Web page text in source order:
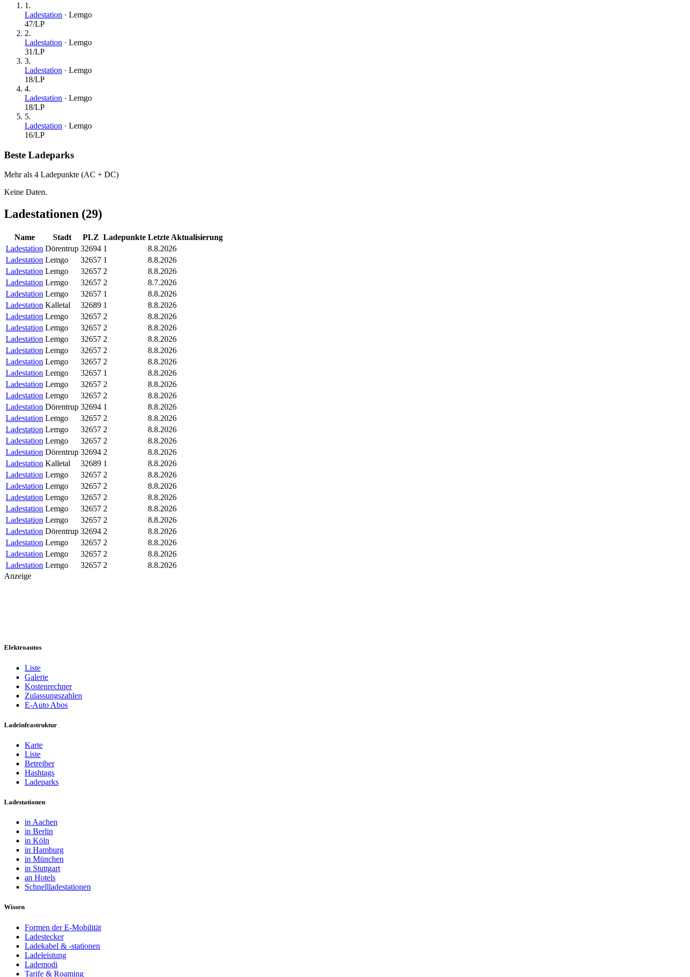
1 .
Ladestation · Lemgo
47/LP
2.
Ladestation · Lemgo
31/LP
3.
Ladestation · Lemgo
18/LP
4.
Ladestation · Lemgo
18/LP
5.
Ladestation · Lemgo
16/LP
Beste Ladeparks
Mehr als 4 Ladepunkte (AC + DC)
Keine Daten.
Ladestationen (29)
Name Stadt PLZ Ladepunkte Letzte Aktualisierung
Ladestation Dörentrup 32694 1
8.8.2026
Ladestation Lemgo 32657 1
8.8.2026
Ladestation Lemgo 32657 2
8.8.2026
Ladestation Lemgo 32657 2
8.7.2026
Ladestation Lemgo 32657 1
8.8.2026
Ladestation Kalletal 32689 1
8.8.2026
Ladestation Lemgo 32657 2
8.8.2026
Ladestation Lemgo 32657 2
8.8.2026
Ladestation Lemgo 32657 2
8.8.2026
Ladestation Lemgo 32657 2
8.8.2026
Ladestation Lemgo 32657 2
8.8.2026
Ladestation Lemgo 32657 1
8.8.2026
Ladestation Lemgo 32657 2
8.8.2026
Ladestation Lemgo 32657 2
8.8.2026
Ladestation Dörentrup 32694 1
8.8.2026
Ladestation Lemgo 32657 2
8.8.2026
Ladestation Lemgo 32657 2
8.8.2026
Ladestation Lemgo 32657 2
8.8.2026
Ladestation Dörentrup 32694 2
8.8.2026
Ladestation Kalletal 32689 1
8.8.2026
Ladestation Lemgo 32657 2
8.8.2026
Ladestation Lemgo 32657 2
8.8.2026
Ladestation Lemgo 32657 2
8.8.2026
Ladestation Lemgo 32657 2
8.8.2026
Ladestation Lemgo 32657 2
8.8.2026
Ladestation Dörentrup 32694 2
8.8.2026
Ladestation Lemgo 32657 2
8.8.2026
Ladestation Lemgo 32657 2
8.8.2026
Ladestation Lemgo 32657 2
8.8.2026
Anzeige
Elektroautos
Liste
Galerie
Kostenrechner
Zulassungszahlen
E-Auto Abos
Ladeinfrastruktur
Karte
Liste
Betreiber
Hashtags
Ladeparks
Ladestationen
in Aachen
in Berlin
in Köln
in Hamburg
in München
in Stuttgart
an Hotels
Schnellladestationen
Wissen
Formen der E-Mobilität
Ladestecker
Ladekabel & -stationen
Ladeleistung
Lademodi
Tarife & Roaming